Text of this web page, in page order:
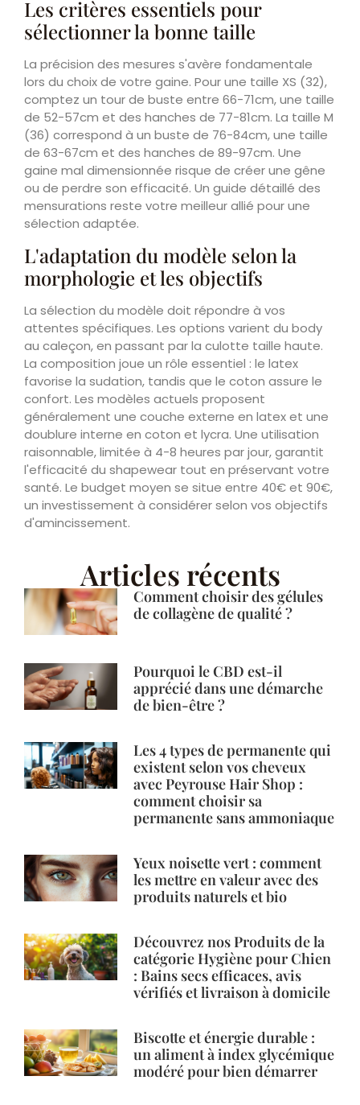
Les critères essentiels pour
sélectionner la bonne taille
La précision des mesures s'avère fondamentale
lors du choix de votre gaine. Pour une taille XS (32),
comptez un tour de buste entre 66-71cm, une taille
de 52-57cm et des hanches de 77-81cm. La taille M
(36) correspond à un buste de 76-84cm, une taille
de 63-67cm et des hanches de 89-97cm. Une
gaine mal dimensionnée risque de créer une gêne
ou de perdre son efficacité. Un guide détaillé des
mensurations reste votre meilleur allié pour une
sélection adaptée.
L'adaptation du modèle selon la
morphologie et les objectifs
La sélection du modèle doit répondre à vos
attentes spécifiques. Les options varient du body
au caleçon, en passant par la culotte taille haute.
La composition joue un rôle essentiel : le latex
favorise la sudation, tandis que le coton assure le
confort. Les modèles actuels proposent
généralement une couche externe en latex et une
doublure interne en coton et lycra. Une utilisation
raisonnable, limitée à 4-8 heures par jour, garantit
l'efficacité du shapewear tout en préservant votre
santé. Le budget moyen se situe entre 40€ et 90€,
un investissement à considérer selon vos objectifs
d'amincissement.
Articles récents
Comment choisir des gélules
de collagène de qualité ?
Pourquoi le CBD est-il
apprécié dans une démarche
de bien-être ?
Les 4 types de permanente qui
existent selon vos cheveux
avec Peyrouse Hair Shop :
comment choisir sa
permanente sans ammoniaque
Yeux noisette vert : comment
les mettre en valeur avec des
produits naturels et bio
Découvrez nos Produits de la
catégorie Hygiène pour Chien
: Bains secs efficaces, avis
vérifiés et livraison à domicile
Biscotte et énergie durable :
un aliment à index glycémique
modéré pour bien démarrer